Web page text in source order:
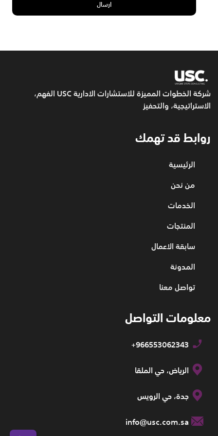
شركة الخطوات المميزة للاستشارات الادارية USC
الفهم،
الاستراتيجية، والتحفيز
روابط قد تهمك
الرئيسية
من نحن
الخدمات
المنتجات
سابقة الاعمال
المدونة
تواصل معنا
معلومات التواصل
+966553062343
الرياض، حي الملقا
جدة، حي الرويس
info@usc.com.sa